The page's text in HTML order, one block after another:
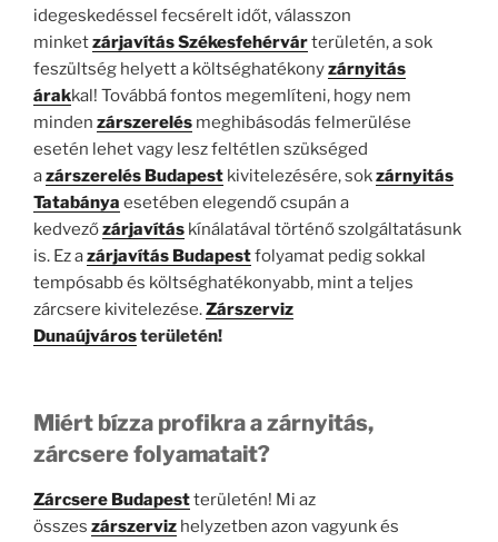
idegeskedéssel fecsérelt időt, válasszon
minketzárjavítás Székesfehérvárterületén, a sok
feszültség helyett a költséghatékonyzárnyitás
árakkal! Továbbá fontos megemlíteni, hogy nem
minden zárszerelés meghibásodás felmerülése
esetén lehet vagy lesz feltétlen szükséged
azárszerelés Budapest kivitelezésére, sokzárnyitás
Tatabánya esetében elegendő csupán a
kedvezőzárjavítás kínálatával történő szolgáltatásunk
is. Ez azárjavítás Budapestfolyamat pedig sokkal
tempósabb és költséghatékonyabb, mint a teljes
zárcsere kivitelezése.Zárszerviz
Dunaújvárosterületén!
Miért bízza profikra a zárnyitás,
zárcsere folyamatait?
Zárcsere Budapestterületén! Mi az
összes zárszerviz helyzetben azon vagyunk és